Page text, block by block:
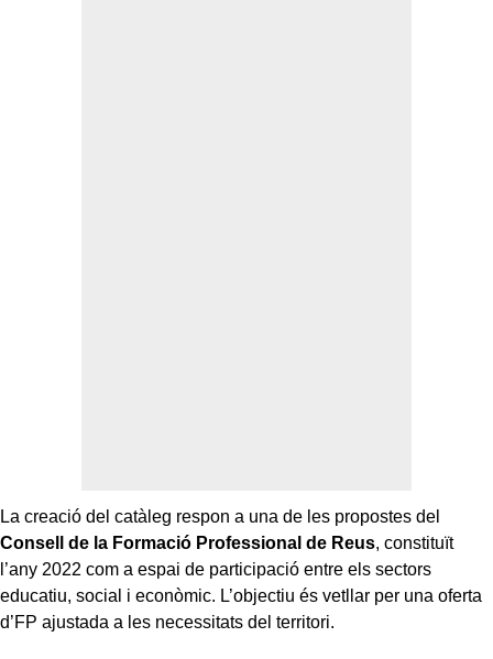
La creació del catàleg respon a una de les propostes del
Consell de la Formació Professional de Reus, constituït
l’any 2022 com a espai de participació entre els sectors
educatiu, social i econòmic. L’objectiu és vetllar per una oferta
d’FP ajustada a les necessitats del territori.